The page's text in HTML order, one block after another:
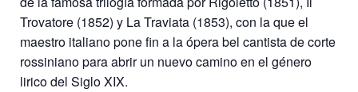
Trovatore (1852) y La Traviata (1853), con la que el
maestro italiano pone fin a la ópera bel cantista de corte
rossiniano para abrir un nuevo camino en el género
lirico del Siglo XIX.